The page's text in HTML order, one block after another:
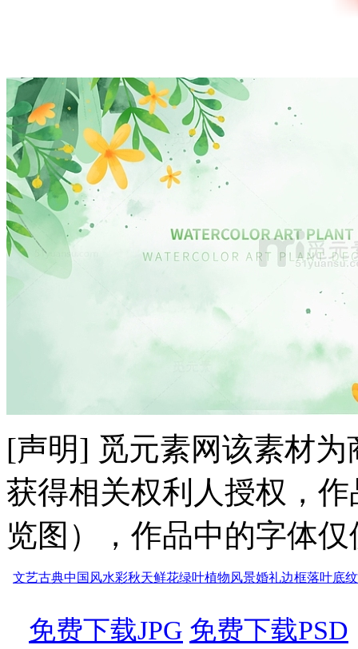
[声明] 觅元素网该素材
获得相关权利人授权，
览图），作品中的字体
文艺古典中国风水彩秋天鲜花绿叶植物风景婚礼边框落叶底纹
免费下载JPG 免费下载PSD